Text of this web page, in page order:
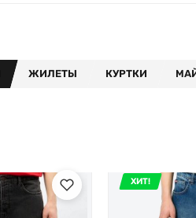
ЖИЛЕТЫ КУРТКИ
ХИТ!